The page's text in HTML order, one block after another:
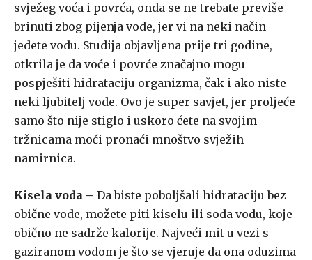
svježeg voća i povrća, onda se ne trebate previše
brinuti zbog pijenja vode, jer vi na neki način
jedete vodu. Studija objavljena prije tri godine,
otkrila je da voće i povrće značajno mogu
pospješiti hidrataciju organizma, čak i ako niste
neki ljubitelj vode. Ovo je super savjet, jer proljeće
samo što nije stiglo i uskoro ćete na svojim
tržnicama moći pronaći mnoštvo svježih
namirnica.
Kisela voda – Da biste poboljšali hidrataciju bez
obične vode, možete piti kiselu ili soda vodu, koje
obično ne sadrže kalorije. Najveći mit u vezi s
gaziranom vodom je što se vjeruje da ona oduzima